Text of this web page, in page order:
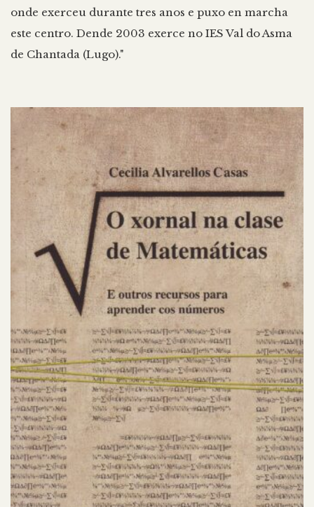
onde exerceu durante tres anos e puxo en marcha
este centro. Dende 2003 exerce no IES Val do Asma
de Chantada (Lugo)."